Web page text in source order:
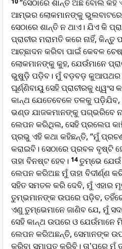
“ସେଠାରେ ଶାନ୍ତି ଅଛି ବୋଲି
ଆମ୍ଭର ଲୋକମାନଙ୍କୁ ଭୁଲବାଟରେ
ସେଠାରେ ଶାନ୍ତି ନ ଥାଏ। ଯିଏ କି
ପ୍ରାଚୀର ମରାମତି କରେ ନାହିଁ,
ଆଚ୍ଛାଦନ କରିବା ପାଇଁ କେବଳ
ଲୋକମାନଙ୍କୁ କୁହ, ଯେଉଁମାନେ
ଭୁଷୁଡ଼ି ପଡ଼ିବ। ମୁଁ ବଡ଼ବଡ଼ କୁଆପଥର
ଘୂର୍ଣ୍ଣିବାୟୁ ସେହି ପ୍ରାଚୀରକୁ ଧ୍ୱଂସ
କାନ୍ଥ ଯେତେବେଳେ ତଳକୁ ପଡ଼ିଯିବ,
ଭଣ୍ଡ ଯାଜକମାନଙ୍କୁ ପଗ୍ଭରିବେ
ଲେପନ କରିଥିଲ, ସେହି ପ୍ରଲେପ
ପ୍ରଭୁ ଏହି କଥା କହିଛନ୍ତି, “ମୁଁ
କରାଇବି। ସେଠାରେ ପ୍ରବଳ ବୃଷ୍ଟି
ତାହା ବିନଷ୍ଟ ହେବ। 14ତୁମ୍ଭେ ଯେଉଁ
ଲେପନ କରିଅଛ ମୁଁ ତାହା ବିଦୀର୍ଣ୍ଣ
ସହିତ ସମତଳ କରି ଦେବି, ମୁଁ ଏହାର
ତୁମ୍ଭମାନଙ୍କ ଉପରେ ପଡ଼ିବ,
ଏଣୁ ତୁମ୍ଭେମାନେ ଜାଣିବ ଯେ, ମୁଁ
ସେହି କାନ୍ଥ ଉପରେ ଓ ଯେଉଁମାନେ
ଲେପନ କରିଅଛନ୍ତି, ସେମାନଙ୍କ
କରିବା ସମାପ୍ତ କରିବି। ତା'ପରେ ମୁଁ